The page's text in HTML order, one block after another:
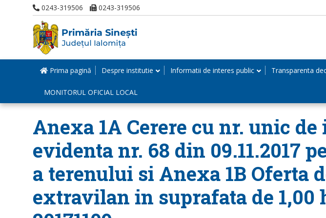
0243-319506 0243-319506
Prima pagină Despre institutie Informatii de interes public Transparenta
MONITORUL OFICIAL LOCAL
Anexa 1A Cerere cu nr. unic
evidenta nr. 68 din 09.11.2017
a terenului si Anexa 1B Oferta
extravilan in suprafata de 1,00